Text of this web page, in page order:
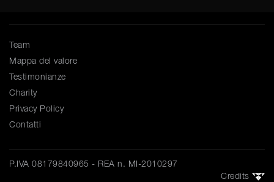
Team
Mappa del valore
Testimonianze
Charity
Privacy Policy
Contatti
P.IVA 08179840965 - REA n. MI-2010297
Credits